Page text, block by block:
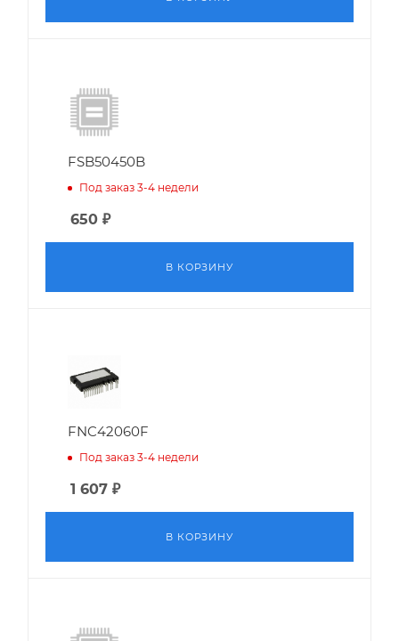
FSB50450B
Под заказ 3-4 недели
650 ₽
В КОРЗИНУ
FNC42060F
Под заказ 3-4 недели
1 607 ₽
В КОРЗИНУ